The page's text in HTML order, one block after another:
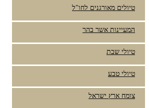
טיולים מאורגנים לחו"ל
המעיינות אשר בהר
טיולי שבת
טיולי טבע
צומח ארץ ישראל